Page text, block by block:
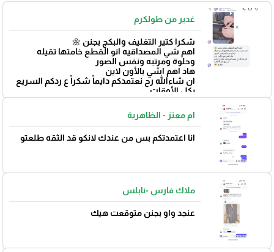
غدير من طولكرم
شكرا كتير التغليف والبكج بجنن 🌼
اهم شي المصداقيه انو القطع خامتها تقيله
وحلوة ومرتبه ونفس الصور
هاد اهم اشي بالأون لاين
ان شاءالله رح نعتمدكم دايماً شكراً ع ردكم السريع
بكل الأوقات
بتوفيق 🌼
ام معتز - الظاهرية
انا اعتمدتكم بس من عندك لانكو قد الثقه طلعتو
ملاك فارس -نابلس
عنجد واو بجنن متوقعت هيك